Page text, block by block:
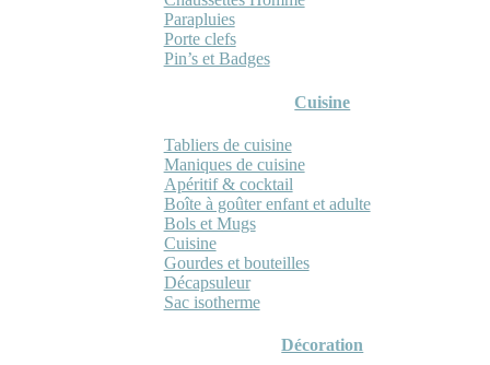
Parapluies
Porte clefs
Pin’s et Badges
Cuisine
Tabliers de cuisine
Maniques de cuisine
Apéritif & cocktail
Boîte à goûter enfant et adulte
Bols et Mugs
Cuisine
Gourdes et bouteilles
Décapsuleur
Sac isotherme
Décoration